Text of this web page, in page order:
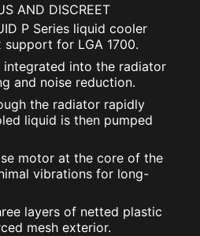
AND DISCREET
P Series liquid cooler
for LGA 1700.
integrated into the radiator
and noise reduction.
the radiator rapidly
liquid is then pumped
motor at the core of the
vibrations for long-
layers of netted plastic
mesh exterior.